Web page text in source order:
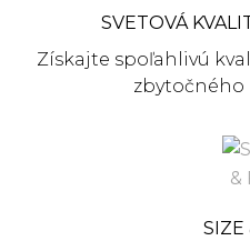
SVETOVÁ
Získajte spoľahlivú
zbytočného
SIZE